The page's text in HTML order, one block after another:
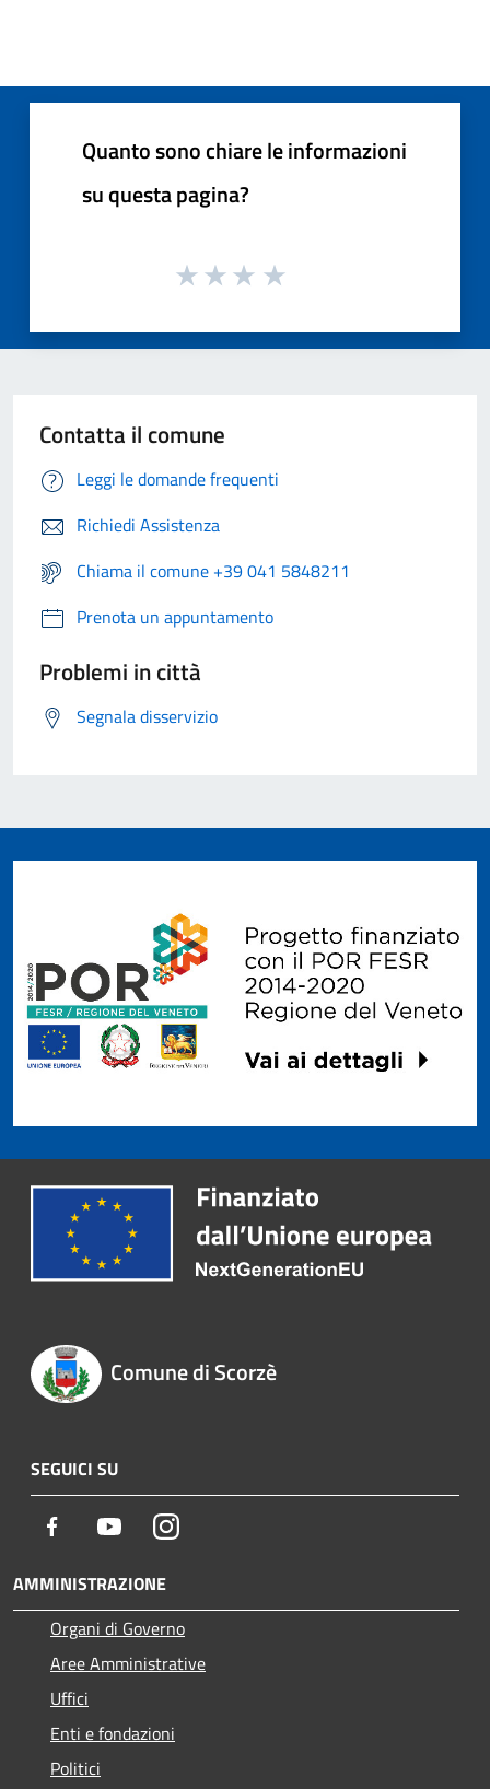
Quanto sono chiare le informazioni
su questa pagina?
Contatta il comune
Leggi le domande frequenti
Richiedi Assistenza
Chiama il comune +39 041 5848211
Prenota un appuntamento
Problemi in città
Segnala disservizio
Comune di Scorzè
SEGUICI SU
Facebook YoutubeInstagram
AMMINISTRAZIONE
Organi di Governo
Aree Amministrative
Uffici
Enti e fondazioni
Politici